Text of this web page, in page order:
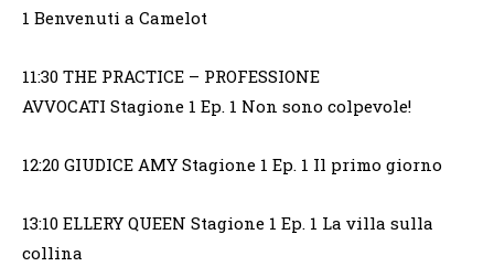
1 Benvenuti a Camelot
11:30 THE PRACTICE – PROFESSIONE
AVVOCATI Stagione 1 Ep. 1 Non sono colpevole!
12:20 GIUDICE AMY Stagione 1 Ep. 1 Il primo giorno
13:10 ELLERY QUEEN Stagione 1 Ep. 1 La villa sulla
collina